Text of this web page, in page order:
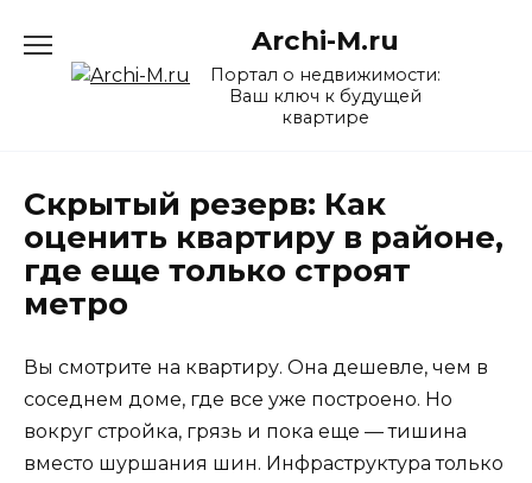
содержанию
Archi-M.ru
Портал о недвижимости:
Ваш ключ к будущей
квартире
Скрытый резерв: Как
оценить квартиру в районе,
где еще только строят
метро
Вы смотрите на квартиру. Она дешевле, чем в
соседнем доме, где все уже построено. Но
вокруг стройка, грязь и пока еще — тишина
вместо шуршания шин. Инфраструктура только